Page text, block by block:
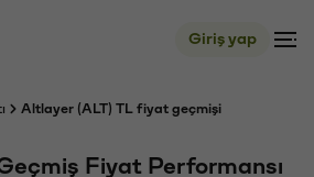
Giriş yap
Altlayer (ALT) TL fiyat geçmişi
Fiyat Performansı